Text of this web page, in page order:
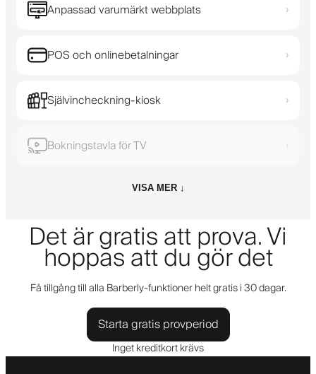
Anpassad varumärkt webbplats ›
POS och onlinebetalningar ›
Självincheckning-kiosk ›
Bokningstavla för TV ›
VISA MER ↓
Det är gratis att prova. Vi
hoppas att du gör det
Få tillgång till alla Barberly-funktioner helt gratis i 30 dagar.
Starta gratis provperiod
Inget kreditkort krävs